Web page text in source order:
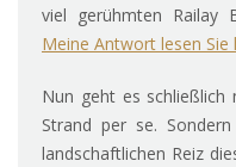
viel gerühmten Railay
Meine Antwort lesen Sie
Nun geht es schließlich
Strand per se.
landschaftlichen Reiz